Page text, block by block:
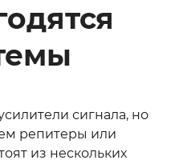
сигнала, но
репитеры или
из нескольких